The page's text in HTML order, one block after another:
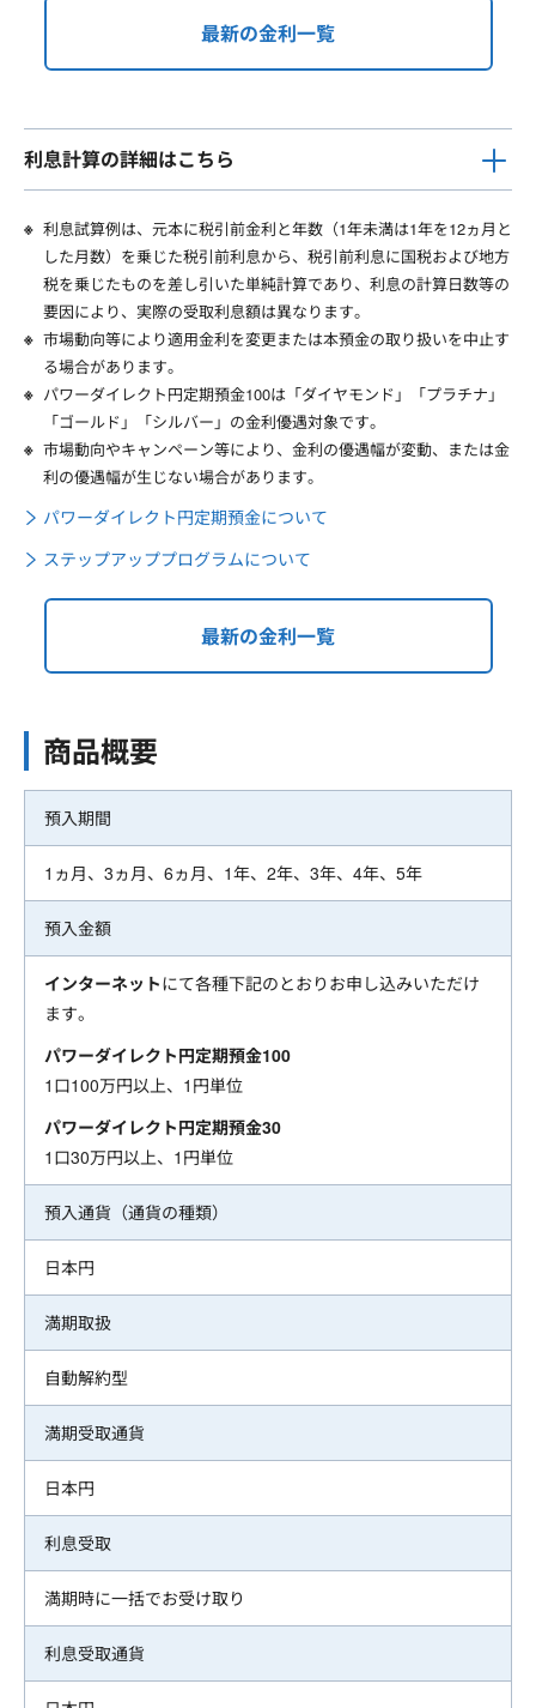
最新の金利一覧
利息計算の詳細はこちら
利息試算例は、元本に税引前金利と年数（1年未満は1年を12ヵ月と
した月数）を乗じた税引前利息から、税引前利息に国税および地方
税を乗じたものを差し引いた単純計算であり、利息の計算日数等の
要因により、実際の受取利息額は異なります。
市場動向等により適用金利を変更または本預金の取り扱いを中止す
る場合があります。
パワーダイレクト円定期預金100は「ダイヤモンド」「プラチナ」
「ゴールド」「シルバー」の金利優遇対象です。
市場動向やキャンペーン等により、金利の優遇幅が変動、または金
利の優遇幅が生じない場合があります。
パワーダイレクト円定期預金について
ステップアッププログラムについて
最新の金利一覧
商品概要
預入期間
1ヵ月、3ヵ月、6ヵ月、1年、2年、3年、4年、5年
預入金額
インターネットにて各種下記のとおりお申し込みいただけ
ます。
パワーダイレクト円定期預金100
1口100万円以上、1円単位
パワーダイレクト円定期預金30
1口30万円以上、1円単位
預入通貨（通貨の種類）
日本円
満期取扱
自動解約型
満期受取通貨
日本円
利息受取
満期時に一括でお受け取り
利息受取通貨